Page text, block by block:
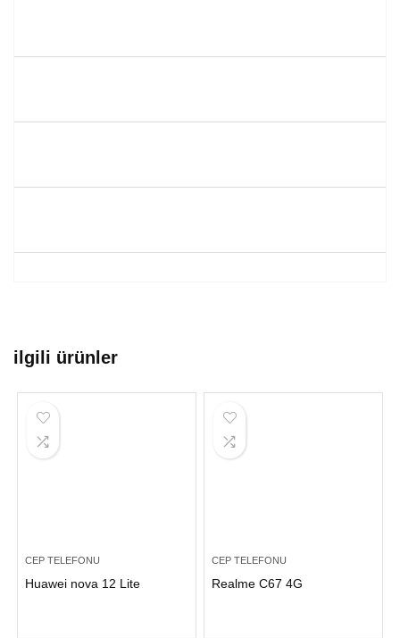
ilgili ürünler
CEP TELEFONU
Huawei nova 12 Lite
CEP TELEFONU
Realme C67 4G